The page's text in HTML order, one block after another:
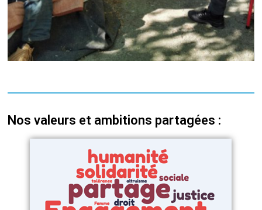
Nos valeurs et ambitions partagées :